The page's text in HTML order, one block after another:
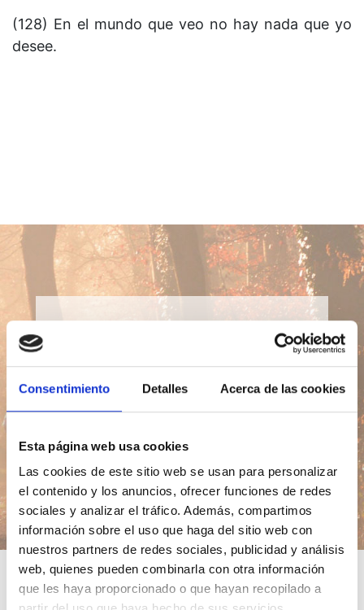
Consentimiento Detalles Acerca de las cookies
Esta página web usa cookies
Las cookies de este sitio web se usan para personalizar
el contenido y los anuncios, ofrecer funciones de redes
sociales y analizar el tráfico. Además, compartimos
información sobre el uso que haga del sitio web con
nuestros partners de redes sociales, publicidad y análisis
web, quienes pueden combinarla con otra información
que les haya proporcionado o que hayan recopilado a
(128) En el mundo que veo no hay nada que yo
desee.
Ir